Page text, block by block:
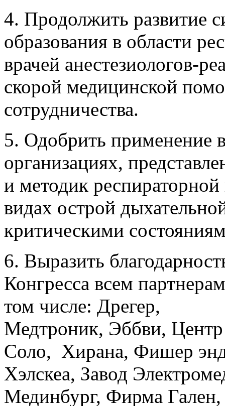
4. Продолжить развитие
образования в области
врачей анестезиологов-
скорой медицинской
сотрудничества.
5. Одобрить применение
организациях,
и методик
видах острой
критическими
6. Выразить
Конгресса всем
том числе: Дрегер,
Медтроник, Эббви,
Соло, Хирана, Фишер
Хэлскеа, Завод
Мединбург, Фирма